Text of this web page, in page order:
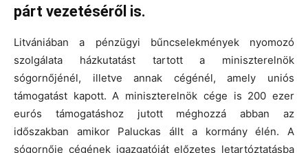
párt vezetéséről is.
Litvániában a pénzügyi bűncselekmények nyomozó
szolgálata házkutatást tartott a miniszterelnök
sógornőjénél, illetve annak cégénél, amely uniós
támogatást kapott. A miniszterelnök cége is 200 ezer
eurós támogatáshoz jutott méghozzá abban az
időszakban amikor Paluckas állt a kormány élén. A
sógornője cégének igazgatóját előzetes letartóztatásba